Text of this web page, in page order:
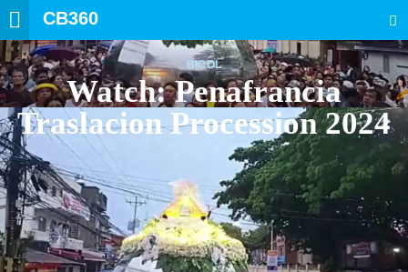
CB360
BICOL
Watch: Penafrancia
Traslacion Procession 2024